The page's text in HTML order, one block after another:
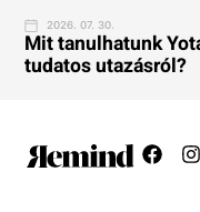
2026. 07. 30.
Mit tanulhatunk
tudatos utazásról?